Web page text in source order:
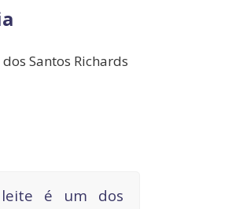
Santos Richards
é um dos